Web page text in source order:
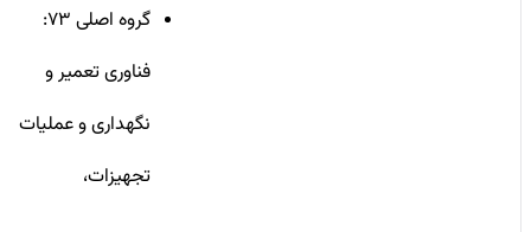
گروه اصلی ۷۳:
فناوری تعمیر و
نگهداری و عملیات
تجهیزات،